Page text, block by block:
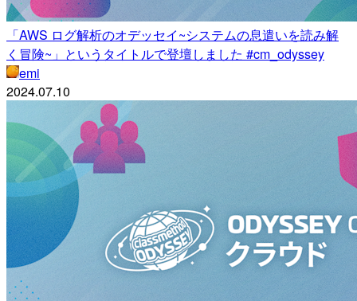
「AWS ログ解析のオデッセイ~システムの息遣いを読み解
く冒険~」というタイトルで登壇しました #cm_odyssey
emi
2024.07.10